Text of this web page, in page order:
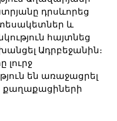
դրսևորեց
և
հայտնեց
Ադրբեջանին։
լուրջ
են առաջացրել
քաղաքացիների